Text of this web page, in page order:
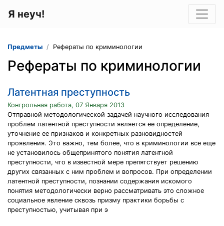
Я неуч!
Предметы Рефераты по криминологии
Рефераты по криминологии
Латентная преступность
Контрольная работа, 07 Января 2013
Отправной методологической задачей научного исследования
проблем латентной преступности является ее определение,
уточнение ее признаков и конкретных разновидностей
проявления. Это важно, тем более, что в криминологии все еще
не установилось общепринятого понятия латентной
преступности, что в известной мере препятствует решению
других связанных с ним проблем и вопросов. При определении
латентной преступности, познании содержания искомого
понятия методологически верно рассматривать это сложное
социальное явление сквозь призму практики борьбы с
преступностью, учитывая при э